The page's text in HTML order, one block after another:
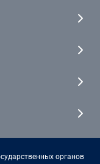
органов